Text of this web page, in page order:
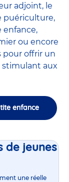
adjoint, le
puériculture,
enfance,
ou encore
pour offrir un
aux
enfance
de jeunes
une réelle